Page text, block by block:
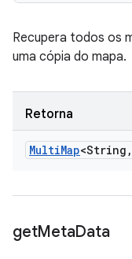
Recupera todos os
uma cópia do mapa.
Retorna
MultiMap<String ,
getMetaData